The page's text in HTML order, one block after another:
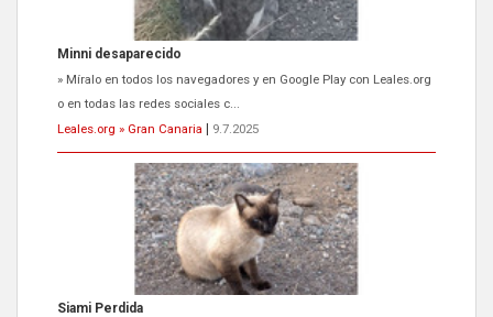
Siami Perdida
Se llama Siami,es hembra de 4 años,esterilizada con marca de
oreja,cariñosa,mimosa pero miedosa,e...
Leales.org » Gran Canaria
9.7.2025
ADOPCIÓN URGENTE GATA TEROR GRAN CANARIA